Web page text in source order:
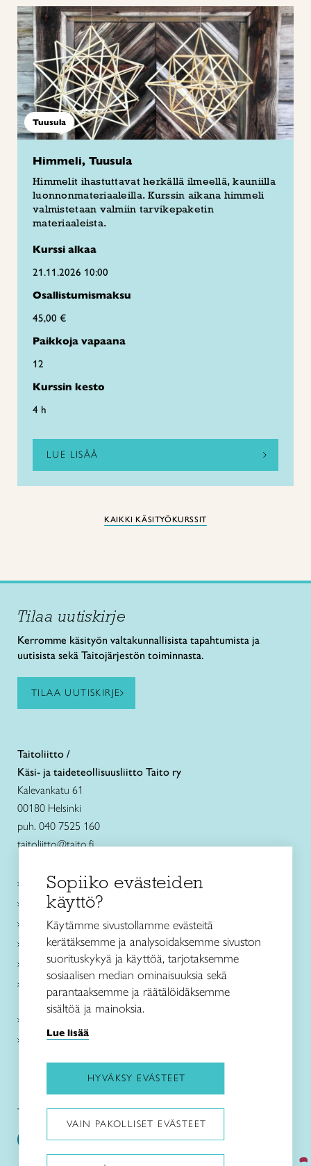
Tuusula
Himmeli, Tuusula
Himmelit ihastuttavat herkällä ilmeellä, kauniilla
luonnonmateriaaleilla. Kurssin aikana himmeli
valmistetaan valmiin tarvikepaketin
materiaaleista.
Kurssi alkaa
21.11.2026 10:00
Osallistumismaksu
45,00 €
Paikkoja vapaana
12
Kurssin kesto
4 h
LUE LISÄÄ
KAIKKI KÄSITYÖKURSSIT
Tilaa uutiskirje
Kerromme käsityön valtakunnallisista tapahtumista ja
uutisista sekä Taitojärjestön toiminnasta.
TILAA UUTISKIRJE
Taitoliitto /
Käsi- ja taideteollisuusliitto Taito ry
Kalevankatu 61
00180 Helsinki
puh. 040 7525 160
taitoliitto@taito.fi
Käsityökurssit ja koulutus
Ajankohtaista
Käsityöohjeet
Me olemme Taito
Paikallinen toiminta
Verkkokaupat
Kirjaudu Arviin
Kirjaudu Taitocampukseen
Taitoliitto: Taito-lehti:
Sopiiko evästeiden
käyttö?
Käytämme sivustollamme evästeitä
kerätäksemme ja analysoidaksemme sivuston
suorituskykyä ja käyttöä, tarjotaksemme
sosiaalisen median ominaisuuksia sekä
parantaaksemme ja räätälöidäksemme
sisältöä ja mainoksia.
Lue lisää
HYVÄKSY EVÄSTEET
VAIN PAKOLLISET EVÄSTEET